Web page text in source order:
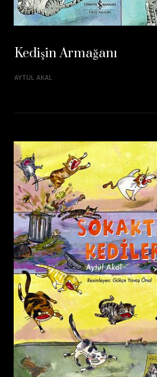
Kedişin Armağanı
AYTÜL AKAL